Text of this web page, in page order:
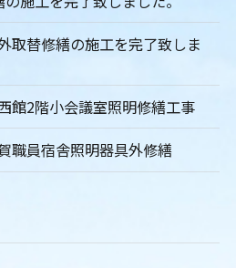
取替修繕の施工を完了致しま
館2階小会議室照明修繕工事
職員宿舎照明器具外修繕